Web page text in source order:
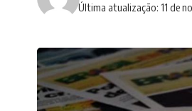
Última atualização: 11 de